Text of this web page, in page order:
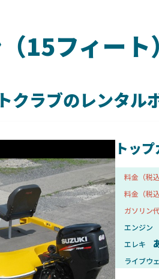
15フィート）
クラブのレンタル
トッ
料金（税込
料金（税込
ガソリン代
エンジン
エレキ
ライブウ